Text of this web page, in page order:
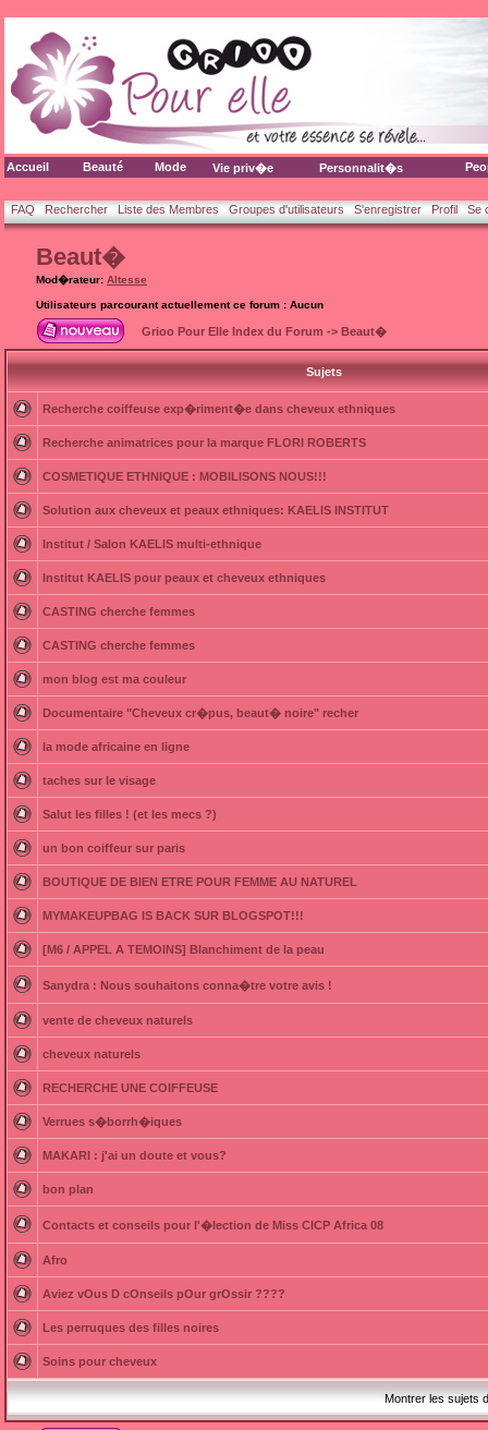
Accueil Beauté Mode Vie priv�e Personnalit�s
FAQ Rechercher Liste des Membres Groupes d'utilisateurs S'enregistrer Profil Se
Beaut�
Mod�rateur: Altesse
Utilisateurs parcourant actuellement ce forum : Aucun
Grioo Pour Elle Index du Forum -> Beaut�
Sujets
Recherche coiffeuse exp�riment�e dans cheveux ethniques
Recherche animatrices pour la marque FLORI ROBERTS
COSMETIQUE ETHNIQUE : MOBILISONS NOUS!!!
Solution aux cheveux et peaux ethniques: KAELIS INSTITUT
Institut / Salon KAELIS multi-ethnique
Institut KAELIS pour peaux et cheveux ethniques
CASTING cherche femmes
CASTING cherche femmes
mon blog est ma couleur
Documentaire "Cheveux cr�pus, beaut� noire" recher
la mode africaine en ligne
taches sur le visage
Salut les filles ! (et les mecs ?)
un bon coiffeur sur paris
BOUTIQUE DE BIEN ETRE POUR FEMME AU NATUREL
MYMAKEUPBAG IS BACK SUR BLOGSPOT!!!
[M6 / APPEL A TEMOINS] Blanchiment de la peau
Sanydra : Nous souhaitons conna�tre votre avis !
vente de cheveux naturels
cheveux naturels
RECHERCHE UNE COIFFEUSE
Verrues s�borrh�iques
MAKARI : j'ai un doute et vous?
bon plan
Contacts et conseils pour l'�lection de Miss CICP Africa 08
Afro
Aviez vOus D cOnseils pOur grOssir ????
Les perruques des filles noires
Soins pour cheveux
Montrer les sujets